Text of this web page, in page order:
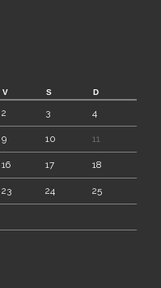
V S D
2 3 4
9 10 11
16 17 18
23 24 25